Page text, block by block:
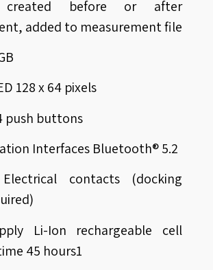
created before or after
added to measurement file
128 x 64 pixels
push buttons
Interfaces Bluetooth® 5.2
Electrical contacts (docking
Li-Ion rechargeable cell
45 hours1